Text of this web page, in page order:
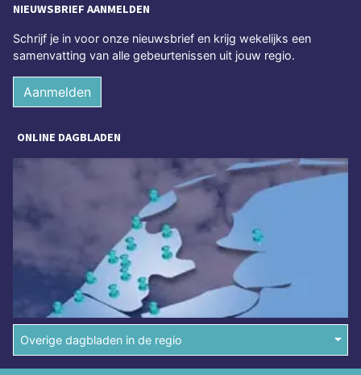
NIEUWSBRIEF AANMELDEN
Schrijf je in voor onze nieuwsbrief en krijg wekelijks een
samenvatting van alle gebeurtenissen uit jouw regio.
Aanmelden
ONLINE DAGBLADEN
Overige dagbladen in de regio